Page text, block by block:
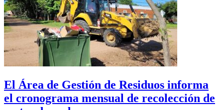
El Área de Gestión de Residuos informa
el cronograma mensual de recolección de